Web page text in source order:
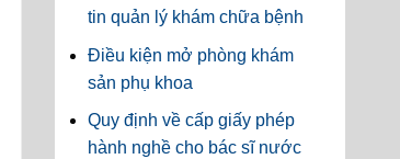
tin quản lý khám chữa bệnh
Điều kiện mở phòng khám
sản phụ khoa
Quy định về cấp giấy phép
hành nghề cho bác sĩ nước